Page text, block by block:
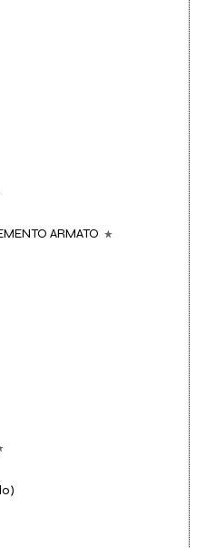
ARMATO